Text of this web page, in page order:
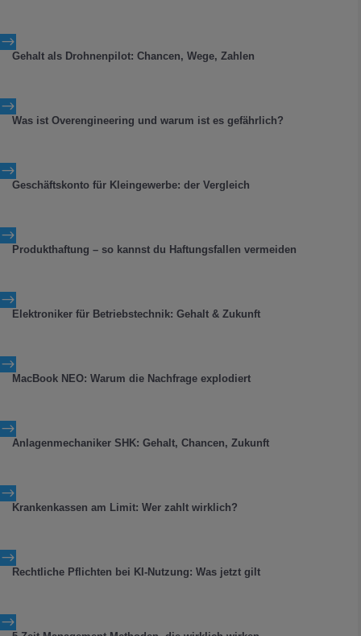
$
Gehalt als Drohnenpilot: Chancen, Wege, Zahlen
$
Was ist Overengineering und warum ist es gefährlich?
$
Geschäftskonto für Kleingewerbe: der Vergleich
$
Produkthaftung – so kannst du Haftungsfallen vermeiden
$
Elektroniker für Betriebstechnik: Gehalt & Zukunft
$
MacBook NEO: Warum die Nachfrage explodiert
$
Anlagenmechaniker SHK: Gehalt, Chancen, Zukunft
$
Krankenkassen am Limit: Wer zahlt wirklich?
$
Rechtliche Pflichten bei KI-Nutzung: Was jetzt gilt
$